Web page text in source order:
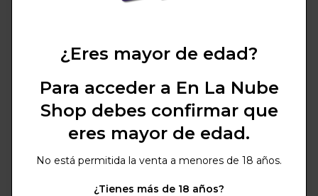
¿Eres mayor de edad?
Para acceder a En La Nube
Shop debes confirmar que
eres mayor de edad.
No está permitida la venta a menores de 18 años.
¿Tienes más de 18 años?